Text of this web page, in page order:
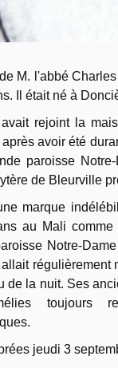
M. l'abbé
Il était né à
rejoint la
avoir été
paroisse
de Bleurville
marque
au Mali comme
Notre-
de la nuit. Ses
toujours
jeudi 3